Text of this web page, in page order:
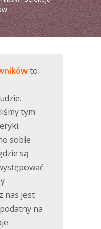
to
tym
sobie
są
nas jest
na